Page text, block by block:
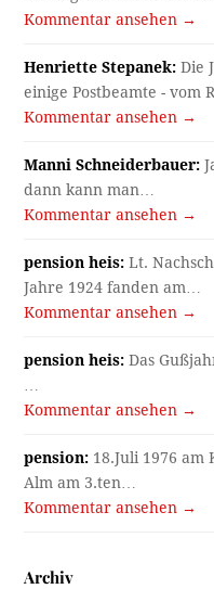
Kommentar ansehen →
Henriette Stepanek: Die
einige Postbeamte - vom
Kommentar ansehen →
Manni Schneiderbauer:
dann kann man…
Kommentar ansehen →
pension heis: Lt.
Jahre 1924 fanden am…
Kommentar ansehen →
pension heis: Das
Kommentar ansehen →
pension: 18.Juli 1976
Alm am 3.ten…
Kommentar ansehen →
Archiv